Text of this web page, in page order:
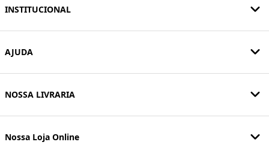
INSTITUCIONAL
AJUDA
NOSSA LIVRARIA
Nossa Loja Online